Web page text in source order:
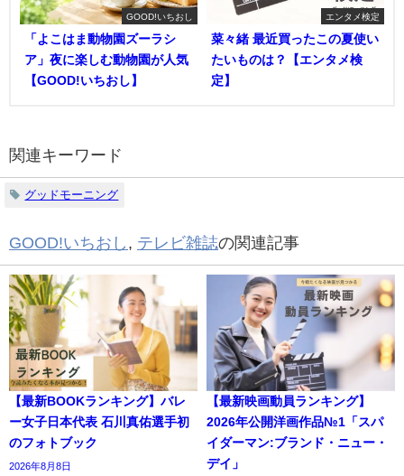
GOOD!いちおし
「よこはま動物園ズーラシ
ア」夜に楽しむ動物園が人気
【GOOD!いちおし】
エンタメ検定
菜々緒 最近買ったこの夏使い
たいものは？【エンタメ検
定】
関連キーワード
グッドモーニング
GOOD!いちおし テレビ雑誌の関連記事
【最新BOOKランキング】バレ
ー女子日本代表 石川真佑選手初
のフォトブック
2026年8月8日
【最新映画動員ランキング】
2026年公開洋画作品№1「スパ
イダーマン:ブランド・ニュー・
デイ」